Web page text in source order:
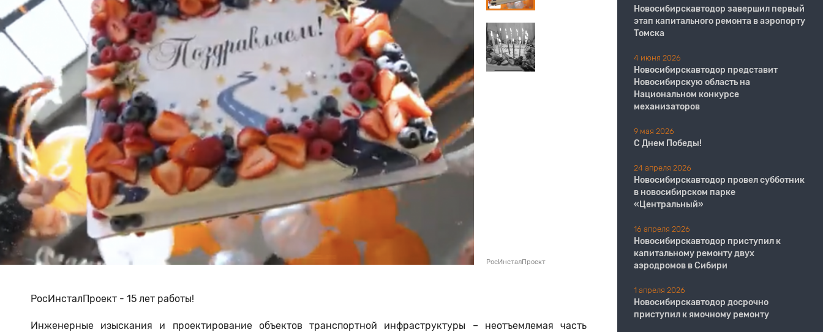
РосИнсталПроект
РосИнсталПроект - 15 лет работы!
Инженерные изыскания и проектирование объектов транспортной инфраструктуры – неотъемлемая часть
Новосибирскавтодор завершил первый
этап капитального ремонта в аэропорту
Томска
4 июня 2026
Новосибирскавтодор представит
Новосибирскую область на
Национальном конкурсе
механизаторов
9 мая 2026
С Днем Победы!
24 апреля 2026
Новосибирскавтодор провел субботник
в новосибирском парке
«Центральный»
16 апреля 2026
Новосибирскавтодор приступил к
капитальному ремонту двух
аэродромов в Сибири
1 апреля 2026
Новосибирскавтодор досрочно
приступил к ямочному ремонту